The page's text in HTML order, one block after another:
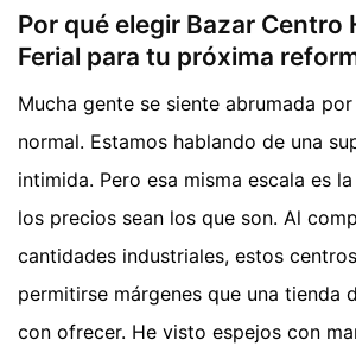
Por qué elegir Bazar Centro
Ferial para tu próxima
Mucha gente se siente abrumada
normal. Estamos hablando de una
intimida. Pero esa misma escala es
los precios sean los que son. Al
cantidades industriales, estos
permitirse márgenes que una tienda
con ofrecer. He visto espejos con